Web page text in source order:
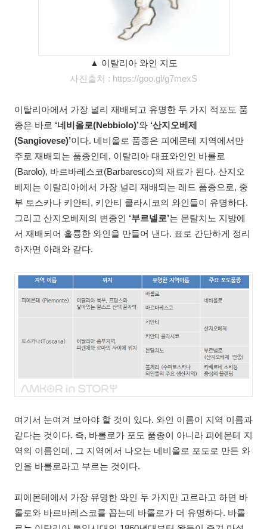
▲ 이탈리아 와인 지도
사진출처 : https://goo.gl/g7mexS
이탈리아에서 가장 널리 재배되고 유명한 두 가지 적포도 품
종은 바로 ‘네비올로(Nebbiolo)’와 ‘산지오베제
(Sangiovese)’이다. 네비올로 품종은 피에몬테 지역에서만
주로 재배되는 품종인데, 이탈리아 대표와인인 바롤로
(Barolo), 바르바레스코(Barbaresco)의 재료가 된다. 산지오
베제는 이탈리아에서 가장 널리 재배되는 레드 품종으로, 중
부 토스카나 키안티, 키안티 클라시코의 와인들이 유명하다.
그리고 산지오베제의 변종인 ‘부르넬로’는 몬탈치노 지방에
서 재배되어 훌륭한 와인을 만들어 낸다. 표로 간단하게 정리
하자면 아래와 같다.
여기서 눈여겨 보아야 할 것이 있다. 와인 이름이 지역 이름과
같다는 것이다. 즉, 바롤로가 포도 품종이 아니라 피에몬테 지
역의 이름인데, 그 지역에서 나오는 네비올로 포도로 만든 와
인을 바롤로라고 부르는 것이다.
피에몬테에서 가장 유명한 와인 두 가지만 고르라고 하면 바
롤로와 바르바레스코를 꼽는데 바롤로가 더 유명하다. 바롤